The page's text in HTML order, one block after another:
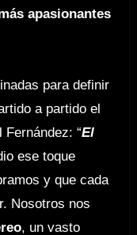
apasionantes
para definir
a partido el
“El
ese toque
y que cada
Nosotros nos
, un vasto